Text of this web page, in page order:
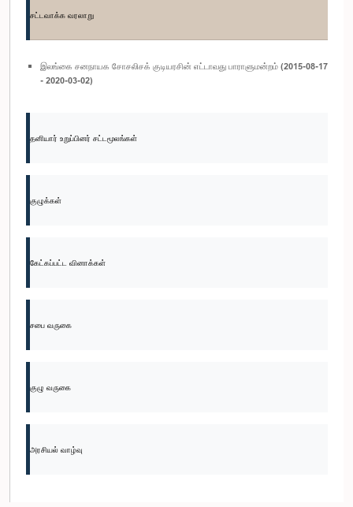
சட்டவாக்க வரலாறு
இலங்கை சனநாயக சோசலிசக் குடியரசின் எட்டாவது பாராளுமன்றம் (2015-08-17
- 2020-03-02)
தனியார் உறுப்பினர் சட்டமூலங்கள்
குழுக்கள்
கேட்கப்பட்ட வினாக்கள்
சபை வருகை
குழு வருகை
அரசியல் வாழ்வு